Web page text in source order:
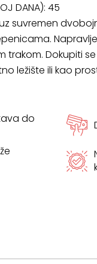
DANA): 45
suvremen
trakom. Dokupiti
ležište ili kao
do